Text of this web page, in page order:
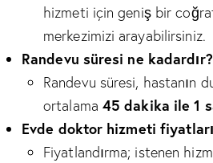
hizmeti için geniş bir
merkezimizi arayabilirsiniz.
Randevu süresi ne kadardır?
Randevu süresi, hastanın
ortalama 45 dakika ile 1
Evde doktor hizmeti
Fiyatlandırma; istenen